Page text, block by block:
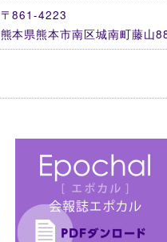
〒861-4223
熊本県熊本市南区城南町藤山